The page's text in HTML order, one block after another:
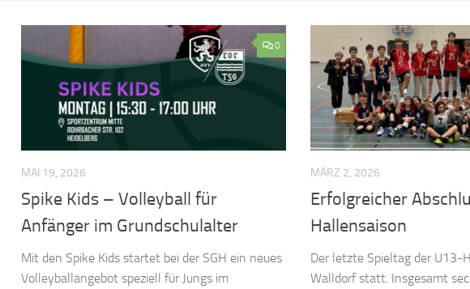
0
MAI 19, 2026
Spike Kids – Volleyball für
Anfänger im Grundschulalter
Mit den Spike Kids startet bei der SGH ein neues
Volleyballangebot speziell für Jungs im
MÄRZ 2, 2026
Erfolgreicher
Hallensaison
Der letzte Spieltag der U13-
Walldorf statt. Insgesamt